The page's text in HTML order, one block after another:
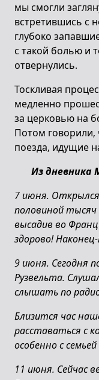
мы смогли
встретившись с
глубоко
с такой болью и
отвернулись.
Тоскливая
медленно
за церковью на
Потом говорили,
поезда, идущие
Из дневника
7 июня.
половиной тысяч
высадив во
здорово!
9 июня. Сегодня
Рузвельта.
слышать по радио
Близится час
расставаться с
особенно с
11 июня. Сейчас